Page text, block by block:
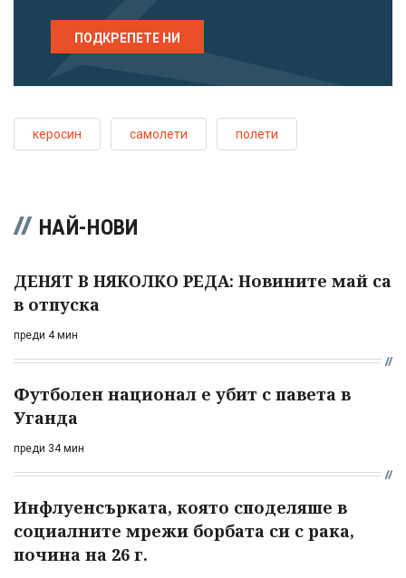
ПОДКРЕПЕТЕ НИ
керосин самолети полети
НАЙ-НОВИ
ДЕНЯТ В НЯКОЛКО РЕДА: Новините май са
в отпуска
преди 4 мин
Футболен национал е убит с павета в
Уганда
преди 34 мин
Инфлуенсърката, която споделяше в
социалните мрежи борбата си с рака,
почина на 26 г.